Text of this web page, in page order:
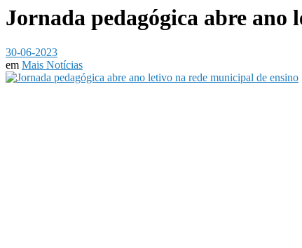
Jornada pedagógica abre ano
30-06-2023
em Mais Notícias